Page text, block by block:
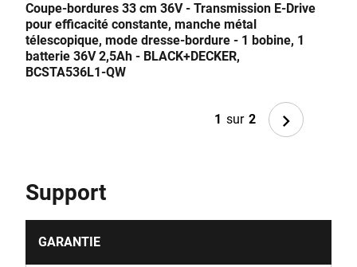
Coupe-bordures 33 cm 36V - Transmission E-Drive
pour efficacité constante, manche métal
télescopique, mode dresse-bordure - 1 bobine, 1
batterie 36V 2,5Ah - BLACK+DECKER,
BCSTA536L1-QW
1 sur 2
Next
Support
GARANTIE